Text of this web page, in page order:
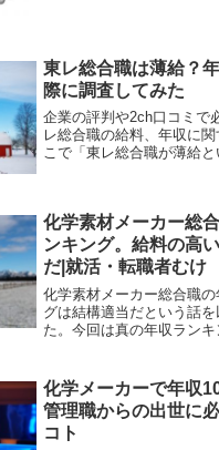
東レ総合職は薄給？
際に調査してみた
企業の評判や2ch口コミで
レ総合職の給料、年収に
こで「東レ総合職が薄給
般職ではなく...
化学素材メーカー総
ンキング。給料の高
だ|就活・転職者むけ
化学素材メーカー総合職
グは結構適当だという話を
た。今回は真の年収ランキ
のご参考になりましたら幸
メーカー年収ランキング
化学メーカーで年収
管理職からの出世に
コト